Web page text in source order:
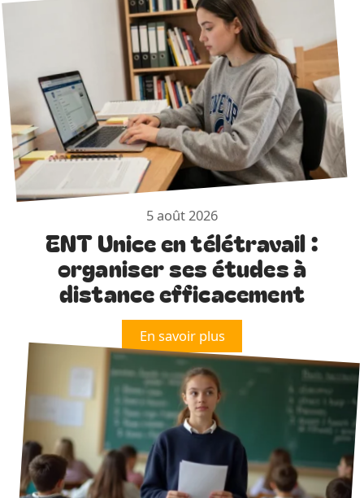
5 août 2026
ENT Unice en télétravail :
organiser ses études à
distance efficacement
En savoir plus